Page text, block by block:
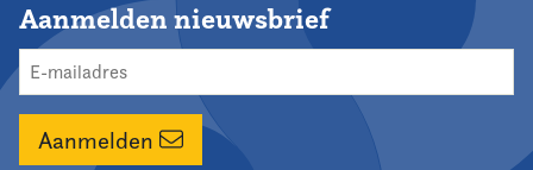
Aanmelden nieuwsbrief
Aanmelden